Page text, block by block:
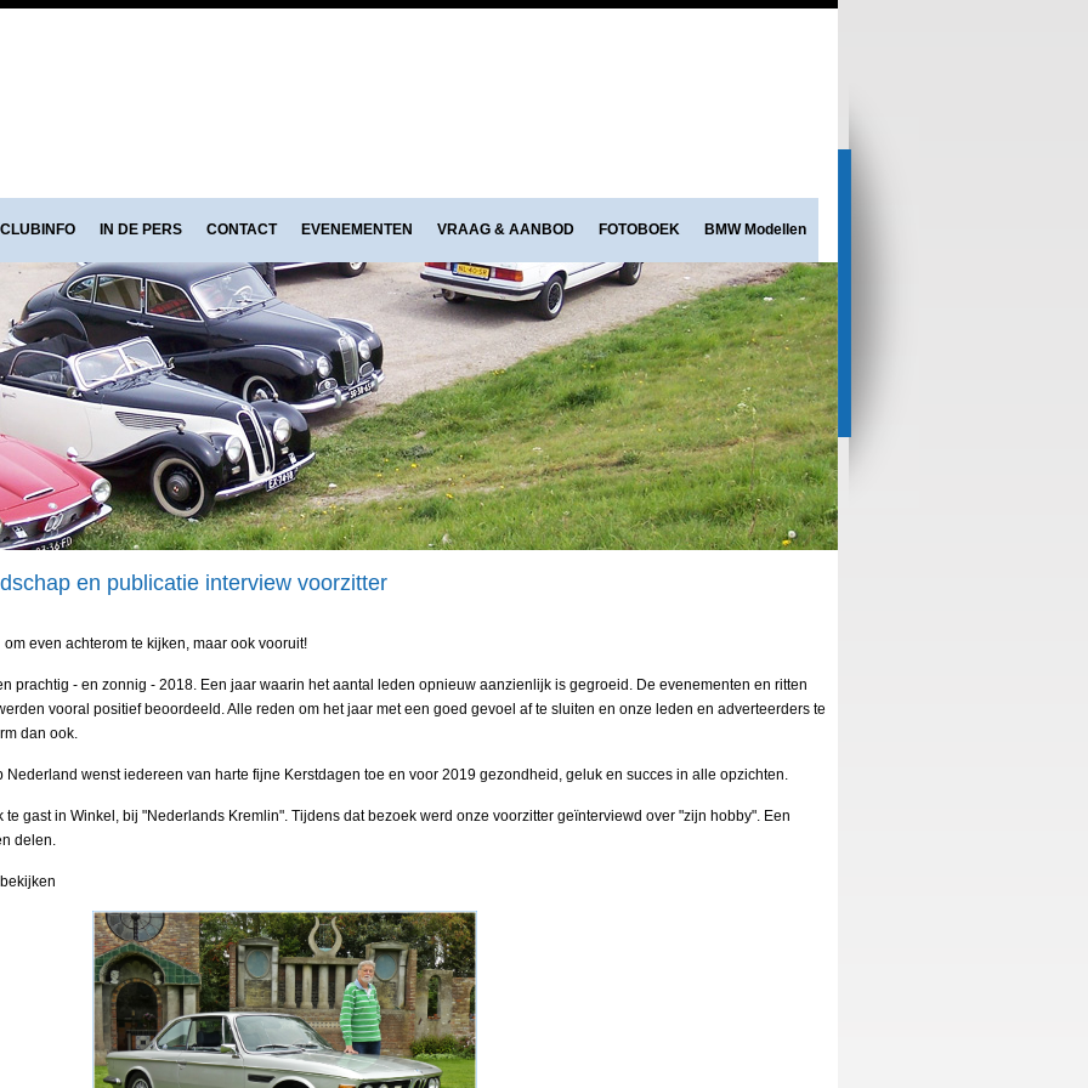
CLUBINFO IN DE PERS CONTACT EVENEMENTEN VRAAG & AANBOD FOTOBOEK BMW Modellen
en publicatie interview voorzitter
even achterom te kijken, maar ook vooruit!
prachtig - en zonnig - 2018. Een jaar waarin het aantal leden opnieuw aanzienlijk is gegroeid. De evenementen en ritten
vooral positief beoordeeld. Alle reden om het jaar met een goed gevoel af te sluiten en onze leden en adverteerders te
dan ook.
Nederland wenst iedereen van harte fijne Kerstdagen toe en voor 2019 gezondheid, geluk en succes in alle opzichten.
gast in Winkel, bij "Nederlands Kremlin". Tijdens dat bezoek werd onze voorzitter geïnterviewd over "zijn hobby". Een
delen.